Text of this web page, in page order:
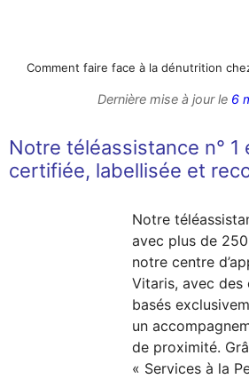
Comment faire face à la dénutrition
Dernière mise à jour le 6
Notre téléassistance n° 1
certifiée, labellisée et
Notre
avec plus de
notre centre
Vitaris, avec des
basés
un
de proximité.
« Services à la